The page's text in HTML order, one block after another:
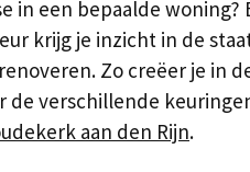
in een bepaalde
krijg je inzicht in de
Zo creëer je in
de verschillende
aan den Rijn.